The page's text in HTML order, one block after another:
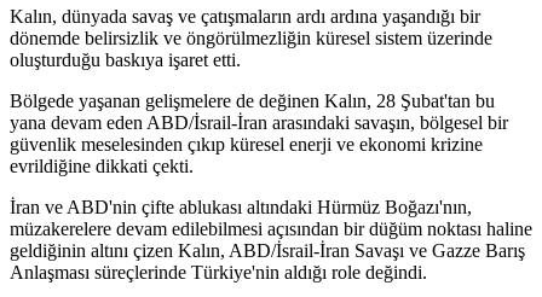
Kalın, dünyada savaş ve çatışmaların ardı ardına yaşandığı bir
dönemde belirsizlik ve öngörülmezliğin küresel sistem üzerinde
oluşturduğu baskıya işaret etti.
Bölgede yaşanan gelişmelere de değinen Kalın, 28 Şubat'tan bu
yana devam eden ABD/İsrail-İran arasındaki savaşın, bölgesel bir
güvenlik meselesinden çıkıp küresel enerji ve ekonomi krizine
evrildiğine dikkati çekti.
İran ve ABD'nin çifte ablukası altındaki Hürmüz Boğazı'nın,
müzakerelere devam edilebilmesi açısından bir düğüm noktası haline
geldiğinin altını çizen Kalın, ABD/İsrail-İran Savaşı ve Gazze Barış
Anlaşması süreçlerinde Türkiye'nin aldığı role değindi.